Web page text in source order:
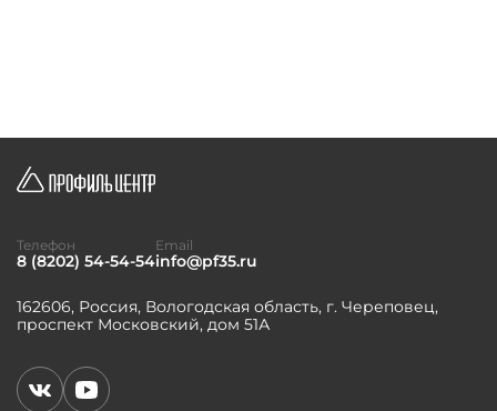
162606, Россия, Вологодская область, г. Череповец,
проспект Московский, дом 51А
Телефон
8 (8202) 54-54-54
Email
info@pf35.ru